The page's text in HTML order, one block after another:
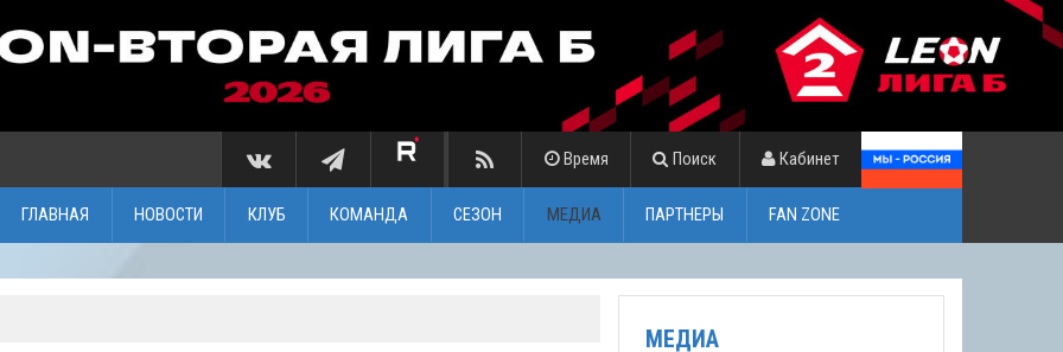
Время Поиск Кабинет
ГЛАВНАЯ НОВОСТИ КЛУБ КОМАНДА СЕЗОН МЕДИА ПАРТНЕРЫ FAN ZONE
МЕДИА